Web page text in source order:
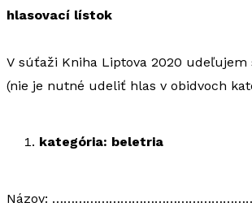
hlasovací lístok
V súťaži Kniha Liptova 2020 udeľujem
(nie je nutné udeliť hlas v obidvoch
kategória: beletria
Názov: